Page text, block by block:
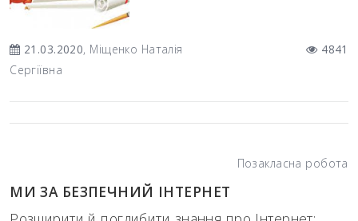
21.03.2020, Міщенко Наталія
Сергіївна
4841
Позакласна робота
МИ ЗА БЕЗПЕЧНИЙ ІНТЕРНЕТ